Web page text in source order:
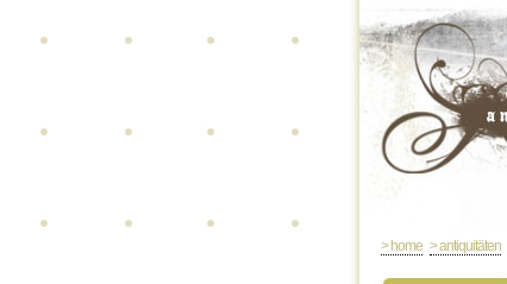
> home > antiquitäten